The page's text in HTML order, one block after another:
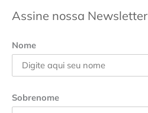
Assine nossa Newsletter
Nome
Sobrenome